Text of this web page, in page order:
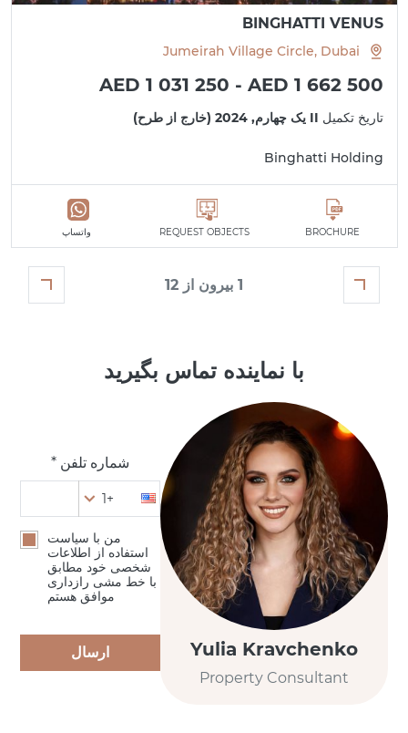
BINGHATTI VENUS
Jumeirah Village Circle, Dubai
AED 1 031 250 - AED 1 662 500
تاریخ تکمیل II یک چهارم, 2024 (خارج از طرح)
Binghatti Holding
BROCHURE
REQUEST OBJECTS واتساپ
1 بیرون از 12
با نماینده تماس بگیرید
Yulia Kravchenko
Property Consultant
شماره تلفن *
+1
من با سیاست
استفاده از اطلاعات
شخصی خود مطابق
با خط مشی رازداری
موافق هستم
ارسال